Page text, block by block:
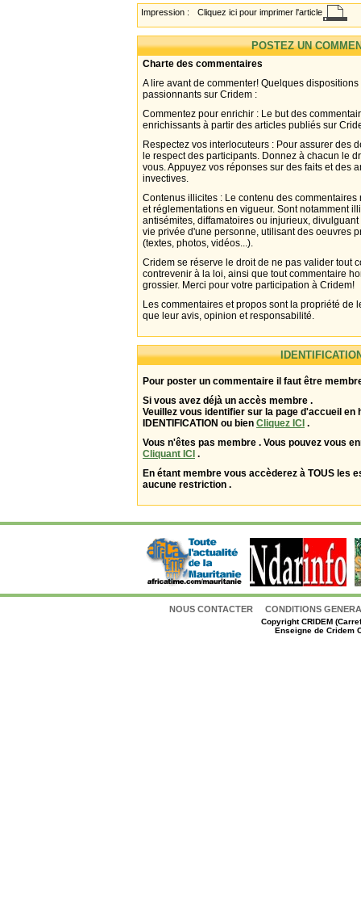
Impression : Cliquez ici pour imprimer l'article
POSTEZ UN
Charte des commentaires
A lire avant de commenter! Quelques
passionnants sur Cridem :
Commentez pour enrichir : Le but des
enrichissants à partir des articles publiés sur
Respectez vos interlocuteurs : Pour assurer des
le respect des participants. Donnez à chacun le
vous. Appuyez vos réponses sur des faits et des
invectives.
Contenus illicites : Le contenu des
et réglementations en vigueur. Sont notamment
antisémites, diffamatoires ou injurieux,
vie privée d'une personne, utilisant des oeuvres
(textes, photos, vidéos...).
Cridem se réserve le droit de ne pas valider tout
contrevenir à la loi, ainsi que tout commentaire
grossier. Merci pour votre participation à Cridem!
Les commentaires et propos sont la propriété de
que leur avis, opinion et responsabilité.
Pour poster un commentaire il faut être
Si vous avez déjà un accès membre .
Veuillez vous identifier sur la page d'accueil en
IDENTIFICATION ou bien Cliquez ICI .
Vous n'êtes pas membre . Vous pouvez vous
Cliquant ICI .
En étant membre vous accèderez à TOUS les
aucune restriction .
NOUS CONTACTER CONDITIONS
CopyrightCRIDEM
Enseigne de Cridem